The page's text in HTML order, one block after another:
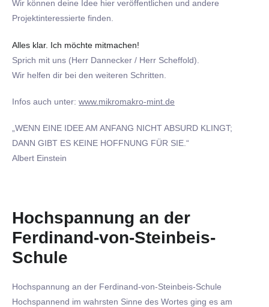
Wir können deine Idee hier veröffentlichen und andere
Projektinteressierte finden.
Alles klar. Ich möchte mitmachen!
Sprich mit uns (Herr Dannecker / Herr Scheffold).
Wir helfen dir bei den weiteren Schritten.
Infos auch unter: www.mikromakro-mint.de
„WENN EINE IDEE AM ANFANG NICHT ABSURD KLINGT;
DANN GIBT ES KEINE HOFFNUNG FÜR SIE.“
Albert Einstein
Hochspannung an der
Ferdinand-von-Steinbeis-
Schule
Hochspannung an der Ferdinand-von-Steinbeis-Schule
Hochspannend im wahrsten Sinne des Wortes ging es am